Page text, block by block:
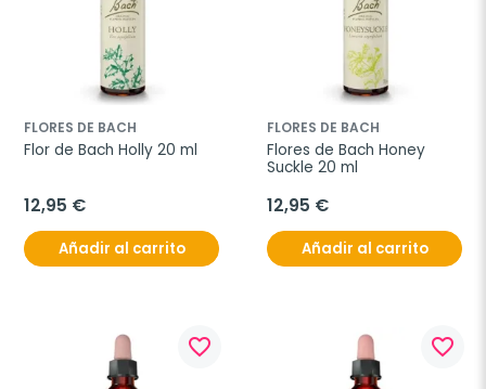
FLORES DE BACH
Flor de Bach Holly 20 ml
12,95 €
Añadir al carrito
FLORES DE BACH
Flores de Bach Honey
Suckle 20 ml
12,95 €
Añadir al carrito
favorite_border favorite_border